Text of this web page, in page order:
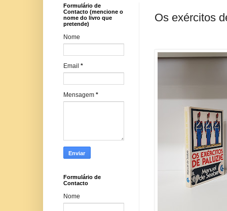
Os exércitos
Formulário de
Contacto (mencione o
nome do livro que
pretende)
Nome
Email *
Mensagem *
Formulário de
Contacto
Nome